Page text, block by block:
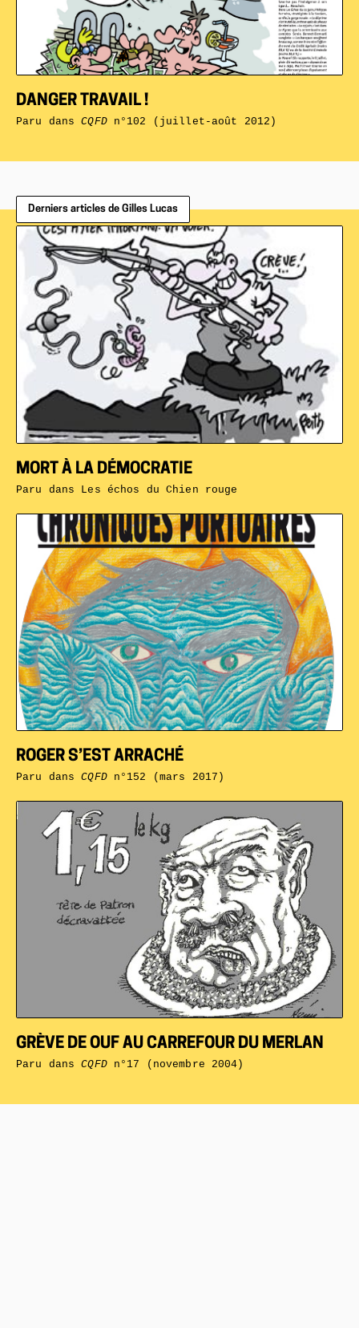
DANGER TRAVAIL !
Paru dansCQFDn°102 (juillet-août 2012)
Derniers articles de Gilles Lucas
GRÈVE DE OUF AU CARREFOUR DU MERLAN
Paru dansCQFDn°17 (novembre 2004)
ROGER S’EST ARRACHÉ
Paru dansCQFDn°152 (mars 2017)
MORT À LA DÉMOCRATIE
Paru dans Les échos du Chien rouge